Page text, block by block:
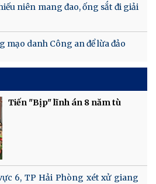
niên mang đao, ống sắt đi giải
mạo danh Công an để lừa đảo
Tiến "Bịp" lĩnh án 8 năm tù
6, TP Hải Phòng xét xử giang